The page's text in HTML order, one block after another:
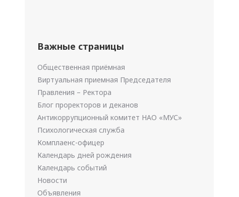
Важные страницы
Общественная приёмная
Виртуальная приемная Председателя
Правления – Ректора
Блог проректоров и деканов
Антикоррупционный комитет НАО «МУС»
Психологическая служба
Комплаенс-офицер
Календарь дней рождения
Календарь событий
Новости
Объявления